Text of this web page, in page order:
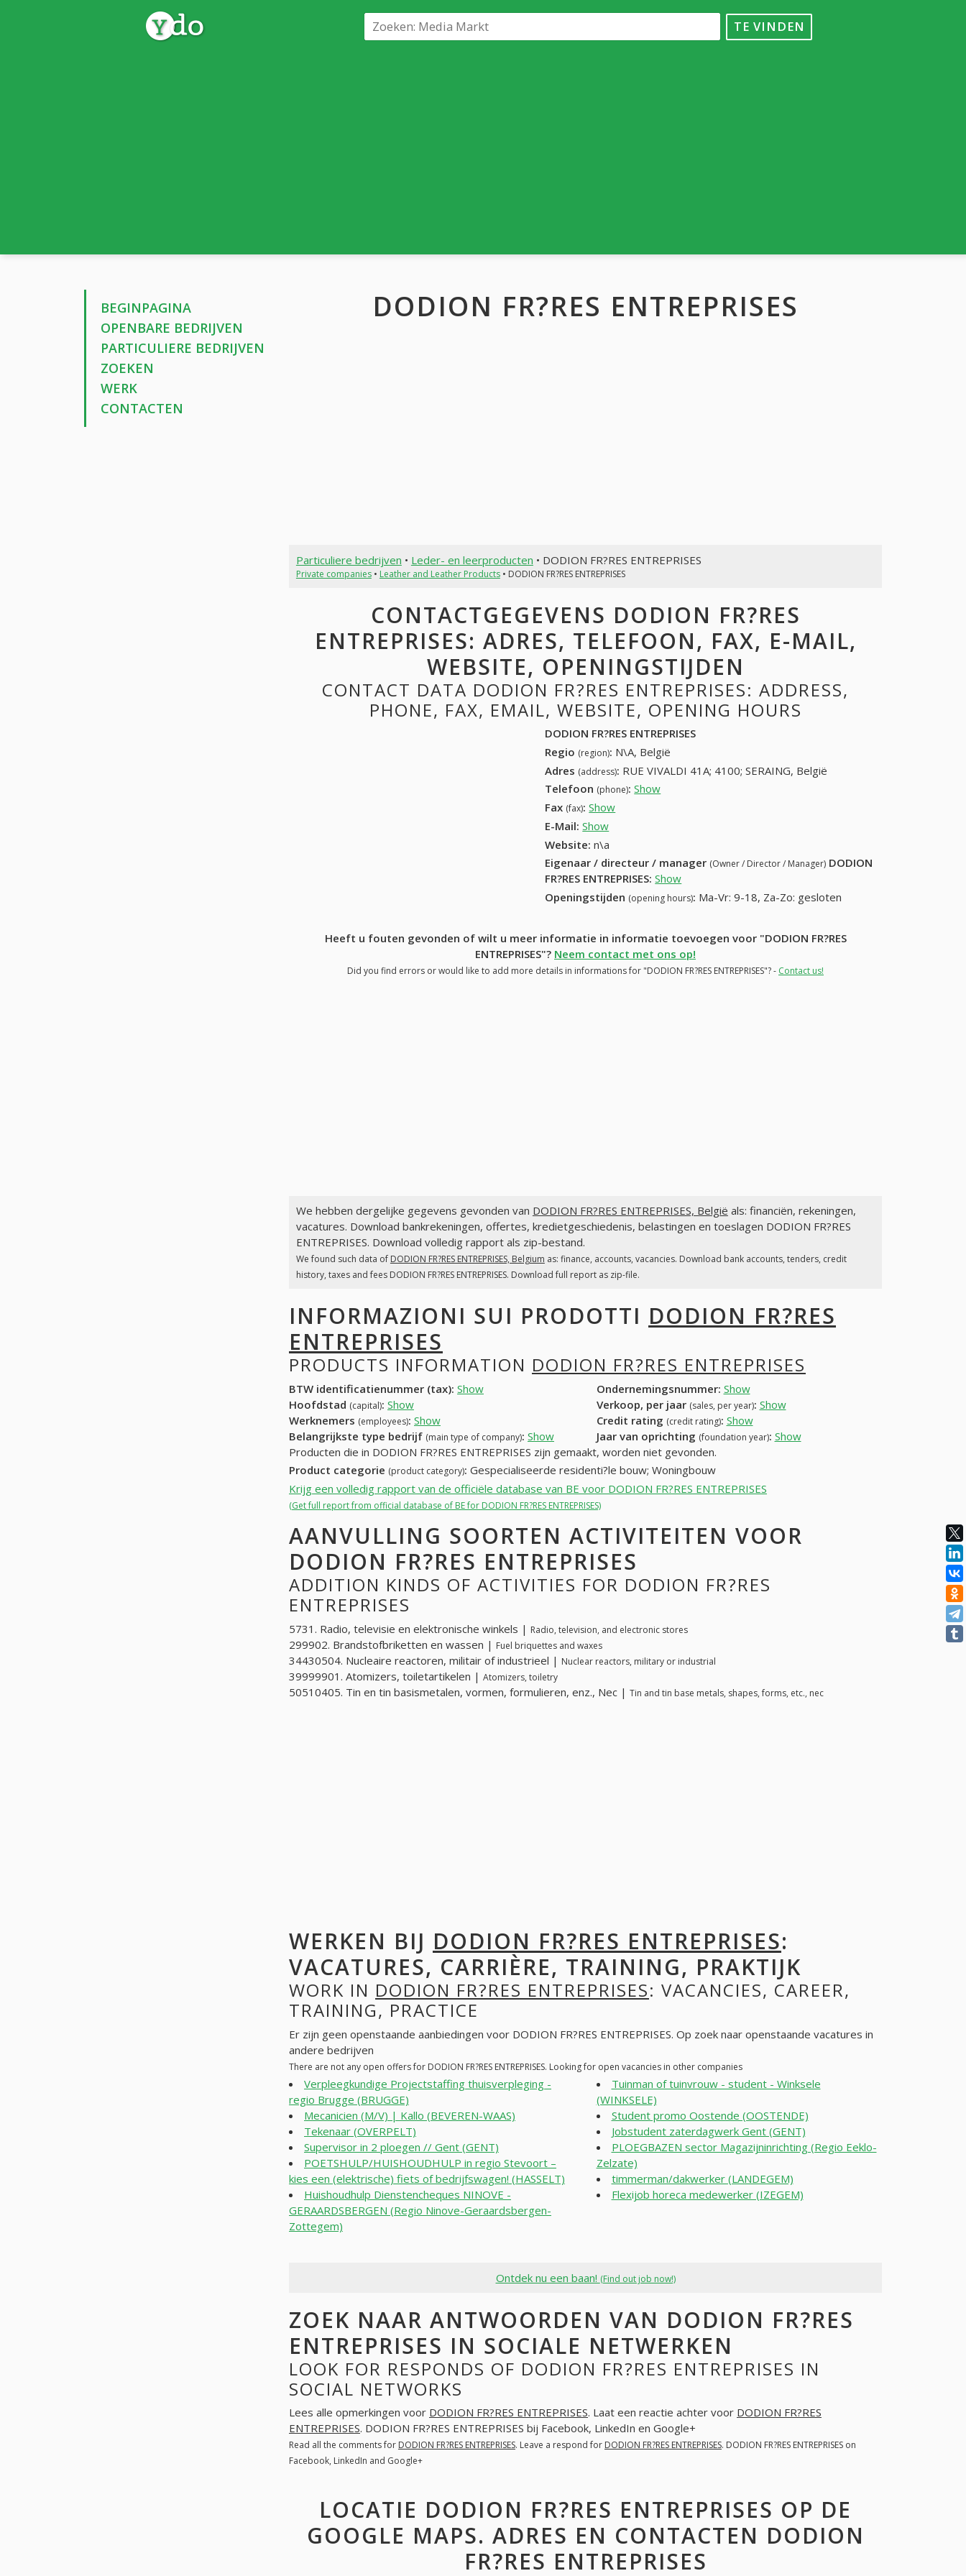
TE VINDEN
BEGINPAGINA
OPENBARE BEDRIJVEN
PARTICULIERE BEDRIJVEN
ZOEKEN
WERK
CONTACTEN
DODION FR?RES ENTREPRISES
Particuliere bedrijven • Leder- en leerproducten • DODION FR?RES ENTREPRISES
Private companies• Leather and Leather Products• DODION FR?RES ENTREPRISES
CONTACTGEGEVENS DODION FR?RES
ENTREPRISES: ADRES, TELEFOON, FAX, E-MAIL,
WEBSITE, OPENINGSTIJDEN
CONTACT DATA DODION FR?RES ENTREPRISES: ADDRESS,
PHONE, FAX, EMAIL, WEBSITE, OPENING HOURS
DODION FR?RES ENTREPRISES
Regio (region): N\A, België
Adres (address): RUE VIVALDI 41A; 4100; SERAING, België
Telefoon (phone): Show
Fax (fax): Show
E-Mail: Show
Website: n\a
Eigenaar / directeur / manager (Owner / Director / Manager) DODION
FR?RES ENTREPRISES: Show
Openingstijden (opening hours): Ma-Vr: 9-18, Za-Zo: gesloten
Heeft u fouten gevonden of wilt u meer informatie in informatie toevoegen voor "DODION FR?RES
ENTREPRISES"? Neem contact met ons op!
Did you find errors or would like to add more details in informations for "DODION FR?RES ENTREPRISES"? - Contact us!
We hebben dergelijke gegevens gevonden van DODION FR?RES ENTREPRISES, België als: financiën, rekeningen,
vacatures. Download bankrekeningen, offertes, kredietgeschiedenis, belastingen en toeslagen DODION FR?RES
ENTREPRISES. Download volledig rapport als zip-bestand.
We found such data of DODION FR?RES ENTREPRISES, Belgium as: finance, accounts, vacancies. Download bank accounts, tenders, credit
history, taxes and fees DODION FR?RES ENTREPRISES. Download full report as zip-file.
INFORMAZIONI SUI PRODOTTI DODION FR?RES
ENTREPRISES
PRODUCTS INFORMATION DODION FR?RES ENTREPRISES
BTW identificatienummer (tax): Show Ondernemingsnummer: Show
Hoofdstad (capital): Show Verkoop, per jaar (sales, per year): Show
Werknemers (employees): Show Credit rating (credit rating): Show
Belangrijkste type bedrijf (main type of company): Show Jaar van oprichting (foundation year): Show
Producten die in DODION FR?RES ENTREPRISES zijn gemaakt, worden niet gevonden.
Product categorie (product category): Gespecialiseerde residenti?le bouw; Woningbouw
Krijg een volledig rapport van de officiële database van BE voor DODION FR?RES ENTREPRISES
(Get full report from official database of BE for DODION FR?RES ENTREPRISES)
AANVULLING SOORTEN ACTIVITEITEN VOOR
DODION FR?RES ENTREPRISES
ADDITION KINDS OF ACTIVITIES FOR DODION FR?RES
ENTREPRISES
5731. Radio, televisie en elektronische winkels | Radio, television, and electronic stores
299902. Brandstofbriketten en wassen | Fuel briquettes and waxes
34430504. Nucleaire reactoren, militair of industrieel | Nuclear reactors, military or industrial
39999901. Atomizers, toiletartikelen | Atomizers, toiletry
50510405. Tin en tin basismetalen, vormen, formulieren, enz., Nec | Tin and tin base metals, shapes, forms, etc., nec
WERKEN BIJ DODION FR?RES ENTREPRISES:
VACATURES, CARRIÈRE, TRAINING, PRAKTIJK
WORK IN DODION FR?RES ENTREPRISES: VACANCIES, CAREER,
TRAINING, PRACTICE
Er zijn geen openstaande aanbiedingen voor DODION FR?RES ENTREPRISES. Op zoek naar openstaande vacatures in
andere bedrijven
There are not any open offers for DODION FR?RES ENTREPRISES. Looking for open vacancies in other companies
Verpleegkundige Projectstaffing thuisverpleging -
regio Brugge (BRUGGE)
Mecanicien (M/V) | Kallo (BEVEREN-WAAS)
Tekenaar (OVERPELT)
Supervisor in 2 ploegen // Gent (GENT)
POETSHULP/HUISHOUDHULP in regio Stevoort –
kies een (elektrische) fiets of bedrijfswagen! (HASSELT)
Huishoudhulp Dienstencheques NINOVE -
GERAARDSBERGEN (Regio Ninove-Geraardsbergen-
Zottegem)
Tuinman of tuinvrouw - student - Winksele
(WINKSELE)
Student promo Oostende (OOSTENDE)
Jobstudent zaterdagwerk Gent (GENT)
PLOEGBAZEN sector Magazijninrichting (Regio Eeklo-
Zelzate)
timmerman/dakwerker (LANDEGEM)
Flexijob horeca medewerker (IZEGEM)
Ontdek nu een baan! (Find out job now!)
ZOEK NAAR ANTWOORDEN VAN DODION FR?RES
ENTREPRISES IN SOCIALE NETWERKEN
LOOK FOR RESPONDS OF DODION FR?RES ENTREPRISES IN
SOCIAL NETWORKS
Lees alle opmerkingen voor DODION FR?RES ENTREPRISES. Laat een reactie achter voor DODION FR?RES
ENTREPRISES. DODION FR?RES ENTREPRISES bij Facebook, LinkedIn en Google+
Read all the comments for DODION FR?RES ENTREPRISES. Leave a respond for DODION FR?RES ENTREPRISES. DODION FR?RES ENTREPRISES on
Facebook, LinkedIn and Google+
LOCATIE DODION FR?RES ENTREPRISES OP DE
GOOGLE MAPS. ADRES EN CONTACTEN DODION
FR?RES ENTREPRISES